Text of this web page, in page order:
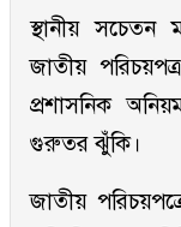
স্থানীয় সচেতন
জাতীয়
প্রশাসনিক
গুরুতর ঝুঁকি।
জাতীয়